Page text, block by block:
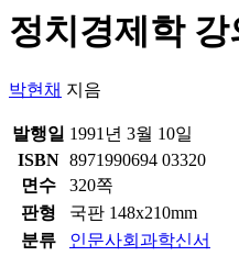
정치경제학 강
박현채 지음
발행일 1991년 3월 10일
ISBN 8971990694 03320
면수
320쪽
판형
국판 148x210mm
분류
인문사회과학신서